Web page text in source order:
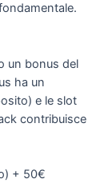
un bonus del
ha un
e le slot
contribuisce
+ 50€